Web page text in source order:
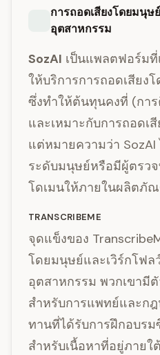
การถอดเสียงโดยมนุ
อุตสาหกรรม
SozAI เป็นแพลตฟอร์มที่
ให้บริการการถอดเสียง
ซึ่งทำให้ต้นทุนคงที่ (กา
และเหมาะกับการถอดเ
แต่หมายความว่า
ระดับมนุษย์หรือมีผู้ตรว
โดเมนให้ภายในผลิตภั
TRANSCRIBEME
จุดแข็งของ
โดยมนุษย์และเวิร์กโฟล
อุตสาหกรรม พวกเขามีตั
สำหรับการแพทย์และก
ทานที่ได้รับการฝึกอบร
สำหรับเนื้อหาที่อยู่ภาย